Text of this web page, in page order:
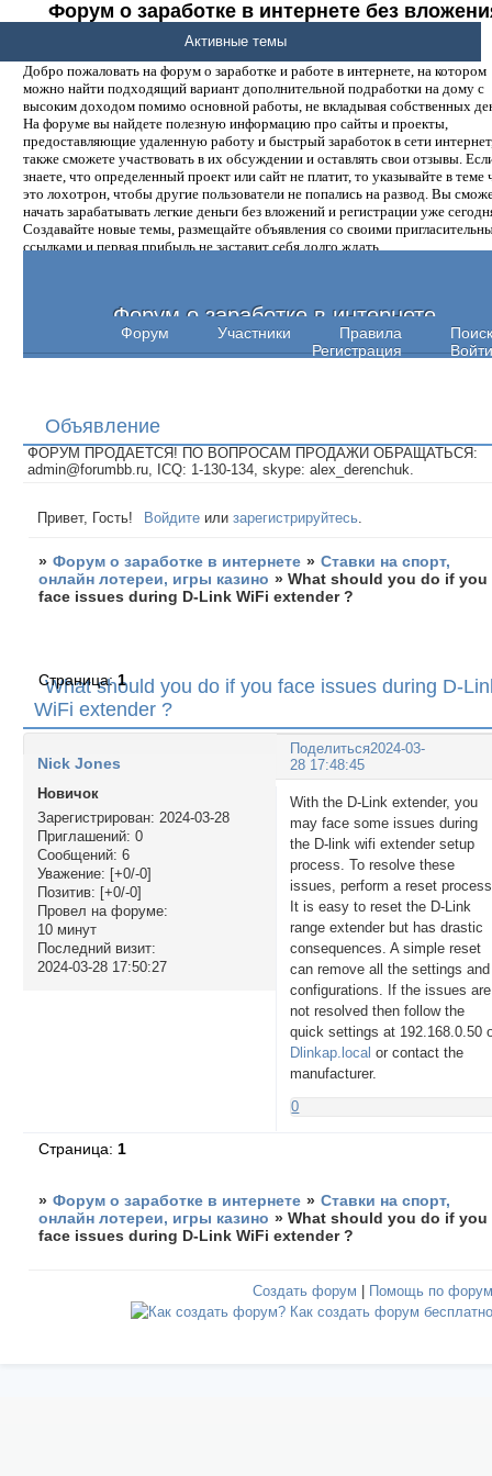
Форум о заработке в интернете без
денег.
Добро пожаловать на форум о заработке и работе в интернете, на котором
можно найти подходящий вариант дополнительной подработки на дому с
высоким доходом помимо основной работы, не вкладывая собственных
На форуме вы найдете полезную информацию про сайты и проекты,
предоставляющие удаленную работу и быстрый заработок в сети
также сможете участвовать в их обсуждении и оставлять свои отзывы.
знаете, что определенный проект или сайт не платит, то указывайте в теме
это лохотрон, чтобы другие пользователи не попались на развод. Вы
начать зарабатывать легкие деньги без вложений и регистрации уже
Создавайте новые темы, размещайте объявления со своими
ссылками и первая прибыль не заставит себя долго ждать.
Форум о заработке в интернете
Форум Участники Правила
Поиск
Регистрация
Войти
Активные темы
Объявление
ФОРУМ ПРОДАЕТСЯ! ПО ВОПРОСАМ ПРОДАЖИ ОБРАЩАТЬСЯ:
admin@forumbb.ru, ICQ: 1-130-134, skype: alex_derenchuk.
Привет, Гость! Войдите илизарегистрируйтесь
» Форум о заработке в интернете » Ставки на спорт,
онлайн лотереи, игры казино »What should you do if you
face issues during D-Link WiFi extender ?
What should you do if you face issues during D-
WiFi extender ?
Страница:1
Поделиться2024-03-
28 17:48:45
Nick Jones
Новичок
Зарегистрирован: 2024-03-28
Приглашений: 0
Сообщений: 6
Уважение: [+0/-0]
Позитив: [+0/-0]
Провел на форуме:
10 минут
Последний визит:
2024-03-28 17:50:27
With the D-Link extender, you
may face some issues during
the D-link wifi extender setup
process. To resolve these
issues, perform a reset
It is easy to reset the D-Link
range extender but has drastic
consequences. A simple reset
can remove all the settings and
configurations. If the issues are
not resolved then follow the
quick settings at 192.168.0.50
Dlinkap.local or contact the
manufacturer.
0
Страница: 1
» Форум о заработке в интернете » Ставки на спорт,
онлайн лотереи, игры казино »What should you do if you
face issues during D-Link WiFi extender ?
Создать форум Помощь по